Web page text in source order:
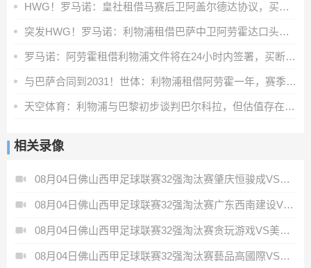
HWG！罗马诺：皇社租借马赛后卫阿盖尔德达协议，买断费1100万欧
突发HWG！罗马诺：利物浦租借巴萨中卫阿劳霍达口头协议
罗马诺：阿劳霍租借利物浦文件将在24小时内签署，买断条款非强制
与巴萨合同到2031！世体：利物浦租借阿劳霍一年，赛季末可选买断
天空体育：利物浦与巴黎初步谈判巴尔科拉，但估值存在巨大差距
相关录像
08月04日佛山西甲足球联赛32强淘汰赛肇庆恒骏成VS三七互娱全场录像
08月04日佛山西甲足球联赛32强淘汰赛广东西南建设VS香港圣徒全场录像
08月04日佛山西甲足球联赛32强淘汰赛贪玩游戏VS美的薪火全场录像
08月04日佛山西甲足球联赛32强淘汰赛藝品高國際VS湛江狂狼·粵辉能源全场录像